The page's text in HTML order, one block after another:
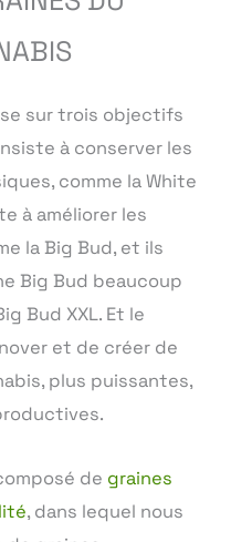
sur trois objectifs
à conserver les
comme la White
à améliorer les
la Big Bud, et ils
Big Bud beaucoup
Bud XXL. Et le
et de créer de
plus puissantes,
de graines
, dans lequel nous